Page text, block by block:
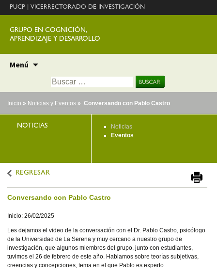
PUCP VICERRECTORADO DE INVESTIGACIÓN
GRUPO EN COGNICIÓN,
APRENDIZAJE Y DESARROLLO
Menú
contenido
Buscar:
Inicio » Noticias y Eventos » Conversando con Pablo Castro
NOTICIAS
Noticias
Eventos
REGRESAR
Conversando con Pablo Castro
Inicio: 26/02/2025
Les dejamos el video de la conversación con el Dr. Pablo Castro, psicólogo
de la Universidad de La Serena y muy cercano a nuestro grupo de
investigación, que algunos miembros del grupo, junto con estudiantes,
tuvimos el 26 de febrero de este año. Hablamos sobre teorías subjetivas,
creencias y concepciones, tema en el que Pablo es experto.